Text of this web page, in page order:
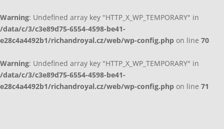
Warning: Undefined array key "HTTP_X_WP_TEMPORARY" in
/data/c/3/c3e89d75-6554-4598-be41-
e28c4a4492b1/richandroyal.cz/web/wp-config.php on line 70
Warning: Undefined array key "HTTP_X_WP_TEMPORARY" in
/data/c/3/c3e89d75-6554-4598-be41-
e28c4a4492b1/richandroyal.cz/web/wp-config.php on line 71